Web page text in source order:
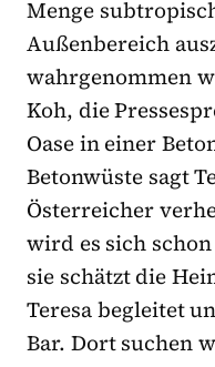
Menge
Außenbereich
wahrgenommen
Koh, die
Oase in einer
Betonwüste sagt
Österreicher
wird es sich
sie schätzt die
Teresa begleitet
Bar. Dort suchen